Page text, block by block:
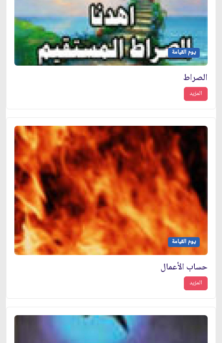
يوم القيامة
الصراط
المزيد
يوم القيامة
حساب الأعمال
المزيد